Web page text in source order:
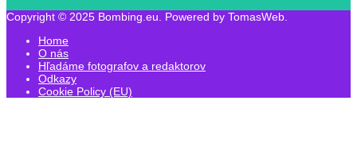
Copyright © 2025 Bombing.eu. Powered by TomasWeb.
Home
O nás
Hľadáme fotografov a redaktorov
Odkazy
Cookie Policy (EU)